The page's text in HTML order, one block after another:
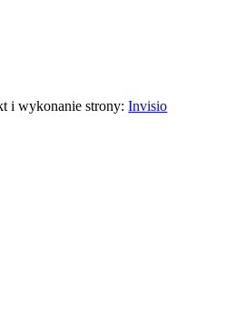
i wykonanie strony:Invisio